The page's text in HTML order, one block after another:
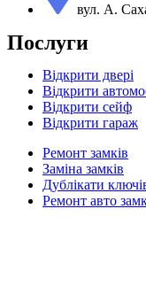
вул. А.
Послуги
Відкрити двері
Відкрити
Відкрити сейф
Відкрити гараж
Ремонт замків
Заміна замків
Дублікати
Ремонт авто